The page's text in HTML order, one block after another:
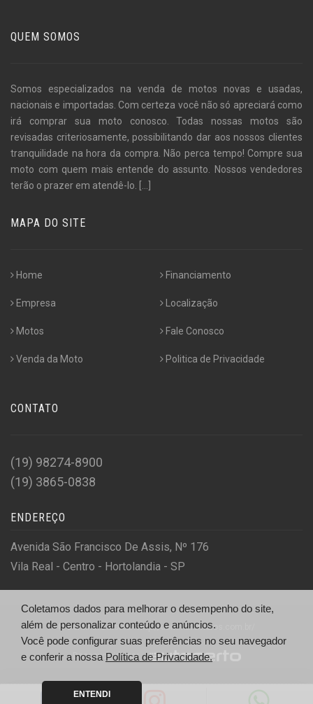
QUEM SOMOS
Somos especializados na venda de motos novas e usadas,
nacionais e importadas. Com certeza você não só apreciará como
irá comprar sua moto conosco. Todas nossas motos são
revisadas criteriosamente, possibilitando dar aos nossos clientes
tranquilidade na hora da compra. Não perca tempo! Compre sua
moto com quem mais entende do assunto. Nossos vendedores
terão o prazer em atendê-lo.
MAPA DO SITE
Home
Empresa
Motos
Venda da Moto
Financiamento
Localização
Fale Conosco
Politica de Privacidade
CONTATO
(19) 98274-8900
(19) 3865-0838
ENDEREÇO
Avenida São Francisco De Assis, Nº 176
Vila Real - Centro - Hortolandia - SP
© Dominato Motos - http://dominatomotos.com.br/
Desenvolvido por
Coletamos dados para melhorar o desempenho do site,
além de personalizar conteúdo e anúncios.
Você pode configurar suas preferências no seu navegador
e conferir a nossa Política de Privacidade.
ENTENDI